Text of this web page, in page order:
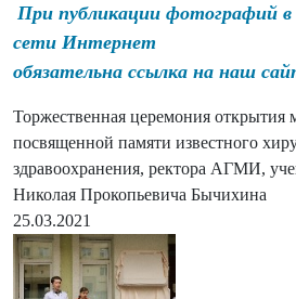
При публикации фотографий в
сети Интернет
обязательна ссылка на наш
Торжественная церемония открытия
посвященной памяти известного
здравоохранения, ректора АГМИ,
Николая Прокопьевича Бычихина
25.03.2021